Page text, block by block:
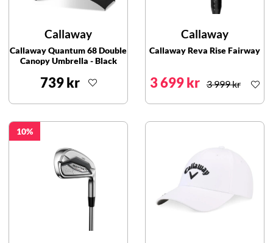
Callaway
Callaway Quantum 68 Double
Canopy Umbrella - Black
739 kr
Callaway
Callaway Reva Rise Fairway
3 699 kr 3 999 kr
10